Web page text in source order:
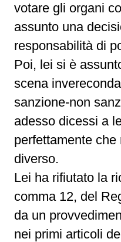
votare gli organi
assunto una
responsabilità di
Poi, lei si è
scena
sanzione-non
adesso dicessi a
perfettamente
diverso.
Lei ha rifiutato la
comma 12, del
da un
nei primi articoli